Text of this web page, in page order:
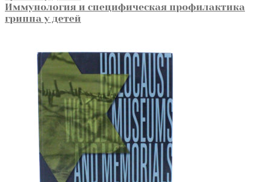
Иммунология и специфическая профилактика
гриппа у детей